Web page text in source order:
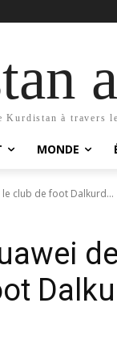
Kurdistan à travers
MONDE
club de foot Dalkurd...
de